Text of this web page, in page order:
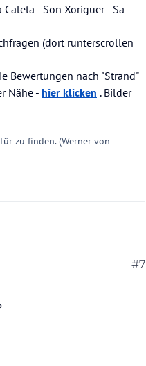
- Son Xoriguer - Sa
(dort runterscrollen
Bewertungen nach "Strand"
Nähe - hier klicken . Bilder
zu finden. (Werner von
#7